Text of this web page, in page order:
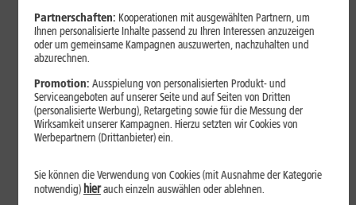
Bestenliste
Smartphones mit langer
Akkulaufzeit 2026: Diese Modelle
halten im Alltag besonders lange
durch
Partnerschaften: Kooperationen mit ausgewählten Partnern, um
Ihnen personalisierte Inhalte passend zu Ihren Interessen anzuzeigen
oder um gemeinsame Kampagnen auszuwerten, nachzuhalten und
abzurechnen.
Promotion: Ausspielung von personalisierten Produkt- und
Serviceangeboten auf unserer Seite und auf Seiten von Dritten
(personalisierte Werbung), Retargeting sowie für die Messung der
Wirksamkeit unserer Kampagnen. Hierzu setzten wir Cookies von
Werbepartnern (Drittanbieter) ein.
Sie können die Verwendung von Cookies (mit Ausnahme der Kategorie
notwendig) hierauch einzeln auswählen oder ablehnen.